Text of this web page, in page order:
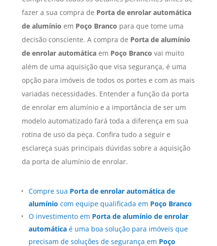
fazer a sua compra de Porta de enrolar automática
de alumínio em Poço Branco para que tome uma
decisão consciente. A compra de Porta de alumínio
de enrolar automáticaem Poço Branco vai muito
além de uma aquisição que visa segurança, é uma
opção para imóveis de todos os portes e com as mais
variadas necessidades. Entender a função da porta
de enrolar em alumínio e a importância de ser um
modelo automatizado fará toda a diferença em sua
rotina de uso da peça. Confira tudo a seguir e
esclareça suas principais dúvidas sobre a aquisição
da porta de alumínio de enrolar.
Compre sua Porta de enrolar automática de
alumínio com equipe qualificada em Poço Branco
O investimento em Porta de alumínio de enrolar
automáticaé uma boa solução para imóveis que
precisam de soluções de segurança em Poço